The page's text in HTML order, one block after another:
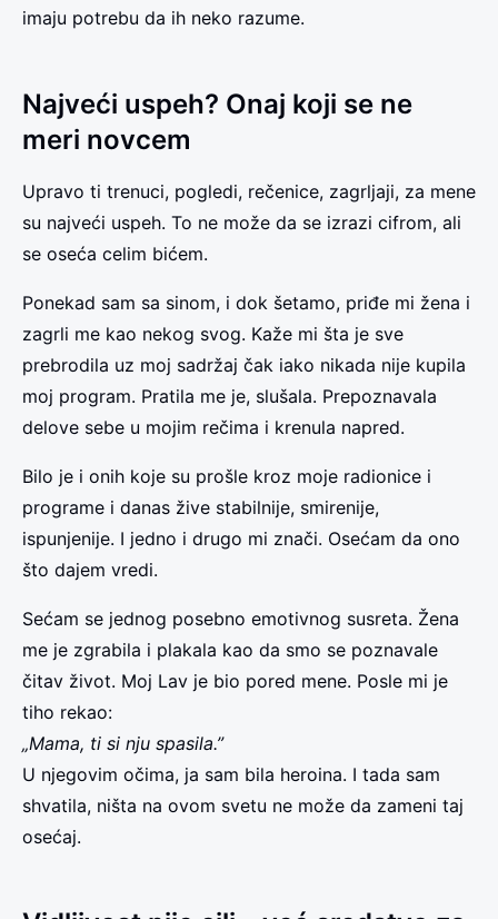
imaju potrebu da ih neko razume.
Najveći uspeh? Onaj koji se ne
meri novcem
Upravo ti trenuci, pogledi, rečenice, zagrljaji, za mene
su najveći uspeh. To ne može da se izrazi cifrom, ali
se oseća celim bićem.
Ponekad sam sa sinom, i dok šetamo, priđe mi žena i
zagrli me kao nekog svog. Kaže mi šta je sve
prebrodila uz moj sadržaj čak iako nikada nije kupila
moj program. Pratila me je, slušala. Prepoznavala
delove sebe u mojim rečima i krenula napred.
Bilo je i onih koje su prošle kroz moje radionice i
programe i danas žive stabilnije, smirenije,
ispunjenije. I jedno i drugo mi znači. Osećam da ono
što dajem vredi.
Sećam se jednog posebno emotivnog susreta. Žena
me je zgrabila i plakala kao da smo se poznavale
čitav život. Moj Lav je bio pored mene. Posle mi je
tiho rekao:
„Mama, ti si nju spasila.”
U njegovim očima, ja sam bila heroina. I tada sam
shvatila, ništa na ovom svetu ne može da zameni taj
osećaj.